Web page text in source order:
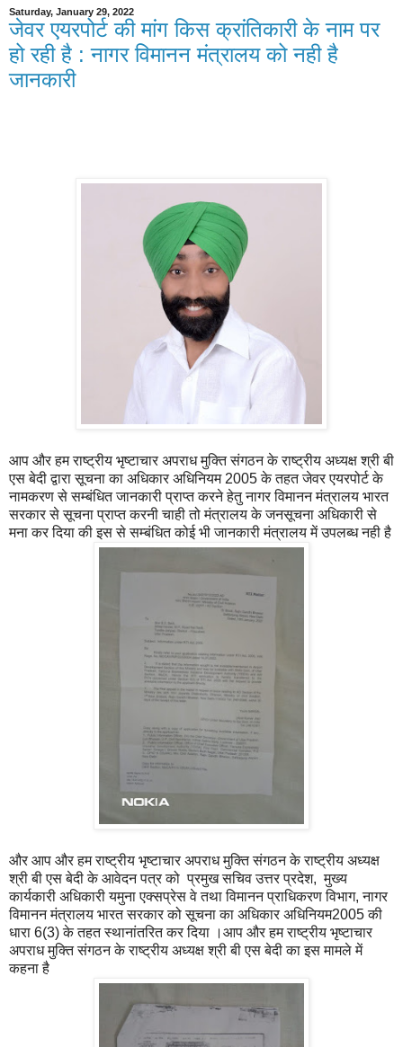
Saturday, January 29, 2022
जेवर एयरपोर्ट की मांग किस क्रांतिकारी के नाम पर
हो रही है : नागर विमानन मंत्रालय को नही है
जानकारी
आप और हम राष्ट्रीय भृष्टाचार अपराध मुक्ति संगठन के राष्ट्रीय अध्यक्ष श्री बी
एस बेदी द्वारा सूचना का अधिकार अधिनियम 2005 के तहत जेवर एयरपोर्ट के
नामकरण से सम्बंधित जानकारी प्राप्त करने हेतु नागर विमानन मंत्रालय भारत
सरकार से सूचना प्राप्त करनी चाही तो मंत्रालय के जनसूचना अधिकारी से
मना कर दिया की इस से सम्बंधित कोई भी जानकारी मंत्रालय में उपलब्ध नही है
और आप और हम राष्ट्रीय भृष्टाचार अपराध मुक्ति संगठन के राष्ट्रीय अध्यक्ष
श्री बी एस बेदी के आवेदन पत्र को प्रमुख सचिव उत्तर प्रदेश, मुख्य
कार्यकारी अधिकारी यमुना एक्सप्रेस वे तथा विमानन प्राधिकरण विभाग, नागर
विमानन मंत्रालय भारत सरकार को सूचना का अधिकार अधिनियम2005 की
धारा 6(3) के तहत स्थानांतरित कर दिया ।आप और हम राष्ट्रीय भृष्टाचार
अपराध मुक्ति संगठन के राष्ट्रीय अध्यक्ष श्री बी एस बेदी का इस मामले में
कहना है